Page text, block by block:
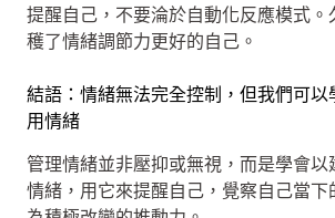
提醒自己，不要淪於自動化反應模式。
穫了情緒調節力更好的自己。
結語：情緒無法完全控制，但我們可以
用情緒
管理情緒並非壓抑或無視，而是學會以
情緒，用它來提醒自己，覺察自己當下